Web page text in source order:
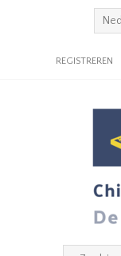
REGISTREREN